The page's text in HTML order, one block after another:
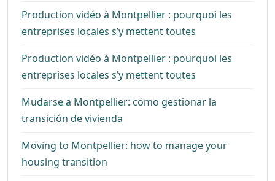
Production vidéo à Montpellier : pourquoi les
entreprises locales s’y mettent toutes
Production vidéo à Montpellier : pourquoi les
entreprises locales s’y mettent toutes
Mudarse a Montpellier: cómo gestionar la
transición de vivienda
Moving to Montpellier: how to manage your
housing transition